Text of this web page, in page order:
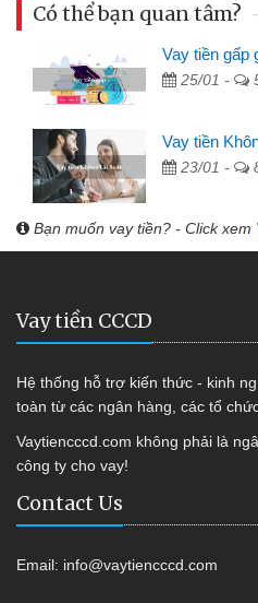
Có thể bạn quan tâm?
Vay tiền gấp
25/01 -
Vay tiền
23/01 -
Bạn muốn vay tiền? - Click xem
Vay tiền CCCD
Hệ thống hỗ trợ kiến thức - kinh
toàn từ các ngân hàng, các tổ
Vaytiencccd.com không phải là
công ty cho vay!
Contact Us
Email: info@vaytiencccd.com